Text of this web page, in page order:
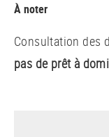
À noter
Consultation des
pas de prêt à